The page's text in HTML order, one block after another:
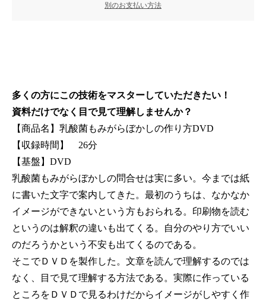
別のお支払い方法
多くの方にこの技術をマスターしていただきたい！
資料だけでなく目で見て理解しませんか？
【商品名】乳酸菌もみがらぼかしの作り方DVD
【収録時間】 26分
【基盤】DVD
乳酸菌もみがらぼかしの問合せは実に多い。今までは紙
に書いた文字で案内してきた。最初のうちは、なかなか
イメージができないという方もおられる。印刷物を読む
というのは解釈の違いも出てくる。自分のやり方でいい
のだろうかという不安も出てくるのである。
そこでＤＶＤを製作した。文章を読んで理解するのでは
なく、目で見て理解する方法である。実際に作っている
ところをＤＶＤで見るわけだからイメージがしやすく作